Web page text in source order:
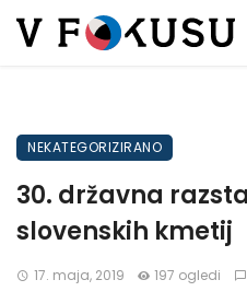
NEKATEGORIZIRANO
30. državna
slovenskih kmetij
17. maja, 2019 197 ogledi